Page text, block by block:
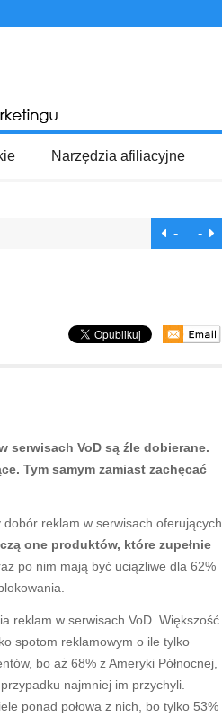
Narzędzia afiliacyjne
- -
serwisach VoD są źle dobierane.
Tym samym zamiast zachęcać
reklam w serwisach oferujących
one produktów, które zupełnie
po nim mają być uciążliwe dla 62%
reklam w serwisach VoD. Większość
spotom reklamowym o ile tylko
bo aż 68% z Ameryki Północnej,
najmniej im przychyli.
ponad połowa z nich, bo tylko 53%